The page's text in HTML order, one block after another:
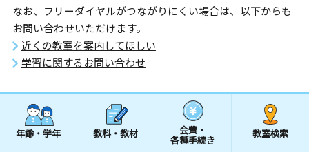
なお、フリーダイヤルがつながりにくい場合は、以下からも
お問い合わせいただけます。
近くの教室を案内してほしい
学習に関するお問い合わせ
年齢・学年 教科・教材 会費・
各種手続き
教室検索